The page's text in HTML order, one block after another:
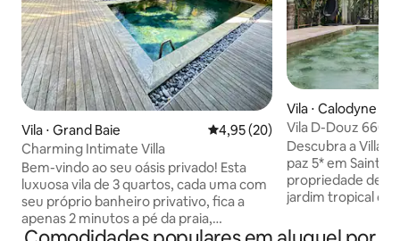
Vila ⋅ Grand Baie 4,95 de uma avaliação média
4,95 (20)
Charming Intimate Villa
Bem-vindo ao seu oásis privado! Esta
luxuosa vila de 3 quartos, cada uma com
seu próprio banheiro privativo, fica a
apenas 2 minutos a pé da praia,
localizada em um complexo seguro e
Vila ⋅ Calodyne
Vila D-Douz
cercada e vista
Descubra a Villa
paz 5* em Saint
propriedade de
jardim tropical de
vestiários. Desfrute de uma enorme